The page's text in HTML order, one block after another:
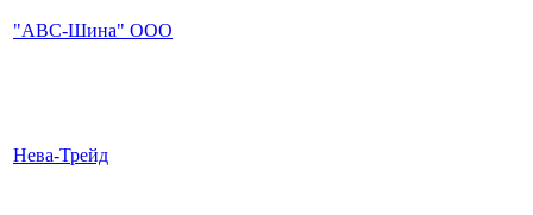
"АВС-Шина" ООО
Нева-Трейд